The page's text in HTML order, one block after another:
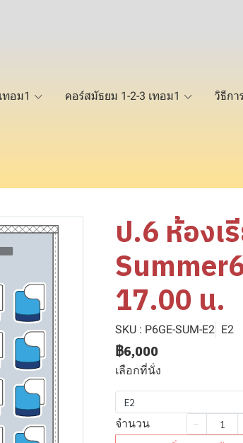
ทอม1 คอร์สมัธยม 1-2-3 เทอม1 วิธีกา
ป.6 ห้องเ
17.00 น.
SKU : P6GE-SUM-E2 E2
฿6,000
เลือกที่นั่ง
E2
จำนวน